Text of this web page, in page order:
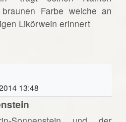
Farbe welche an
Likörwein erinnert
13:48